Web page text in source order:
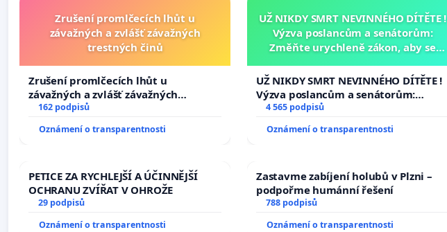
Zrušení promlčecích lhůt u
závažných a zvlášť závažných
trestných činů
Zrušení promlčecích lhůt u
závažných a zvlášť závažných
trestných činů
162 podpisů
Oznámení o transparentnosti
UŽ NIKDY SMRT NEVINNÉHO DÍTĚTE !
Výzva poslancům a senátorům:
Změňte urychleně zákon, aby se
opakovat!
UŽ NIKDY SMRT NEVINNÉHO DÍTĚTE !
Výzva poslancům a senátorům:
Změňte urychleně zákon, aby se
tragédie malé Viktorky už nemohla
opakovat!
4 565 podpisů
Oznámení o transparentnosti
PETICE ZA RYCHLEJŠÍ A ÚČINNĚJŠÍ
OCHRANU ZVÍŘAT V OHROŽE
29 podpisů
Oznámení o transparentnosti
Zastavme zabíjení holubů v Plzni –
podpořme humánní řešení
788 podpisů
Oznámení o transparentnosti